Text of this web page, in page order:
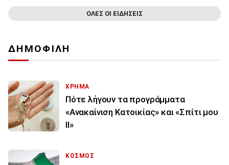
ΟΛΕΣ ΟΙ ΕΙΔΗΣΕΙΣ
ΔΗΜΟΦΙΛΗ
ΧΡΗΜΑ
Πότε λήγουν τα προγράμματα
«Ανακαίνιση Κατοικίας» και «Σπίτι μου
ΙΙ»
ΚΟΣΜΟΣ